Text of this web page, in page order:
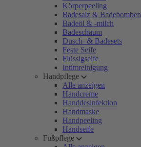
Körperpeeling
Badesalz & Badebomben
Badeöl & -milch
Badeschaum
Dusch- & Badesets
Feste Seife
Flüssigseife
Intimreinigung
Handpflege
Alle anzeigen
Handcreme
Handdesinfektion
Handmaske
Handpeeling
Handseife
Fußpflege